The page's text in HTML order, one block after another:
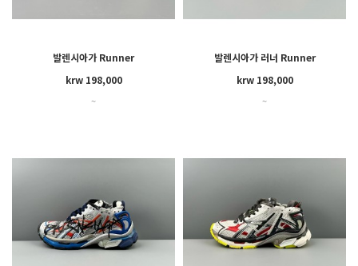
발렌시아가 Runner
krw 198,000
~
발렌시아가 러너 Runner
krw 198,000
~